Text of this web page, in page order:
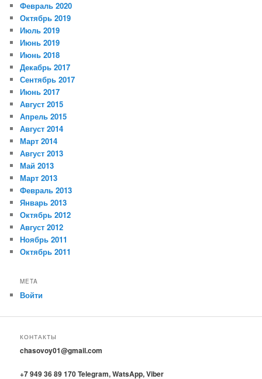
Февраль 2020
Октябрь 2019
Июль 2019
Июнь 2019
Июнь 2018
Декабрь 2017
Сентябрь 2017
Июнь 2017
Август 2015
Апрель 2015
Август 2014
Март 2014
Август 2013
Май 2013
Март 2013
Февраль 2013
Январь 2013
Октябрь 2012
Август 2012
Ноябрь 2011
Октябрь 2011
META
Войти
КОНТАКТЫ
chasovoy01@gmail.com
+7 949 36 89 170 Telegram, WatsApp, Viber